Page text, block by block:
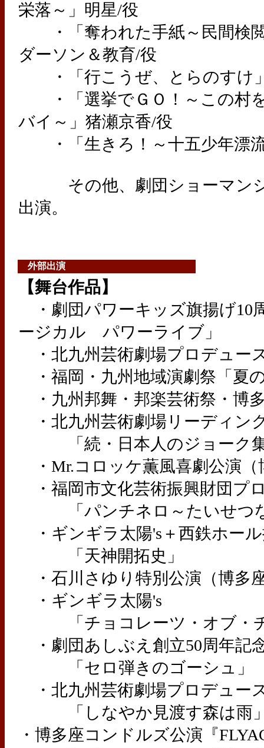
栄落～」明星/役
・「奪われた手紙～民間検
ダーソン＆教育/役
・「行こうぜ、とらのすけ
・「選挙でＧＯ！～この村
バイ～」猪瀬京香/役
・「生きろ！～十五少年漂
その他、劇団ショーマンシ
出演。
外部出演
【舞台作品】
・劇団パワーキッズ旗揚げ10
ージカル パワーライブ」
・北九州芸術劇場プロデュー
・福岡・九州地域演劇祭「夏
・九州邦舞・邦楽芸術祭・博
・北九州芸術劇場リーディン
「続・日本人のジョーク
・Mr.コロッケ薫風喜劇公演（
・福岡市文化芸術振興財団プ
「パンチネロ～たいせつ
・ギンギラ太陽's＋西鉄ホー
「天神開拓史」
・石川さゆり特別公演（博多
・ギンギラ太陽's
「チョコレーツ・オブ・
・劇団あしぶえ創立50周年記
「セロ弾きのゴーシュ」
・北九州芸術劇場プロデュー
「しなやか見渡す森は雨
・博多座コンドルズ公演『